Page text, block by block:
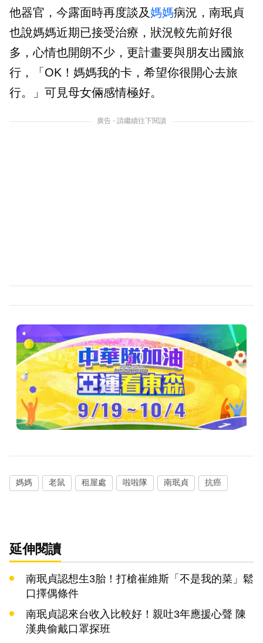
他器官，今露面時再度談及媽媽病況，南珉貞
也說媽媽近期已接受治療，狀況較先前好很
多，心情也開朗不少，更計畫要與朋友出國旅
行，「OK！媽媽我的卡，希望你很開心去旅
行。」可見母女倆感情極好。
廣告 - 請繼續往下閱讀
媽媽 老鼠 租屋處 啦啦隊 南珉貞 抗癌
延伸閱讀
南珉貞認想生3胎！打槍崔維斯「不是我的菜」鬆
口擇偶條件
南珉貞認來台收入比較好！親吐3年應援心聲 陳
漢典偷戴口罩探班